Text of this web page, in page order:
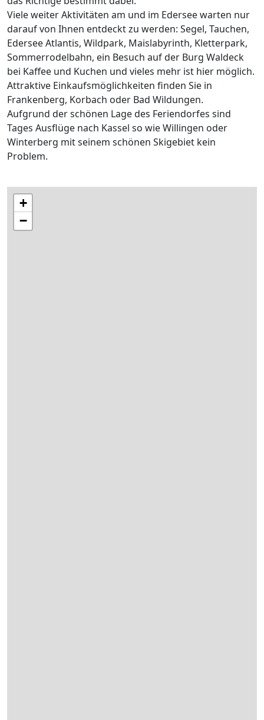
Viele weiter Aktivitäten am und im Edersee warten nur
darauf von Ihnen entdeckt zu werden: Segel, Tauchen,
Edersee Atlantis, Wildpark, Maislabyrinth, Kletterpark,
Sommerrodelbahn, ein Besuch auf der Burg Waldeck
bei Kaffee und Kuchen und vieles mehr ist hier möglich.
Attraktive Einkaufsmöglichkeiten finden Sie in
Frankenberg, Korbach oder Bad Wildungen.
Aufgrund der schönen Lage des Feriendorfes sind
Tages Ausflüge nach Kassel so wie Willingen oder
Winterberg mit seinem schönen Skigebiet kein
Problem.
+
−